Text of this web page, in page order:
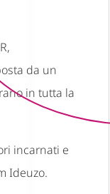
da un
in tutta la
incarnati e
Ideuzo.